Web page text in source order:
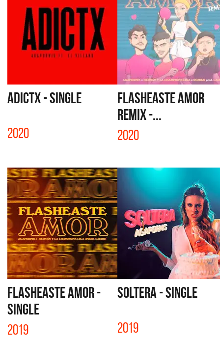
ADICTX - SINGLE
2020
FLASHEASTE AMOR
REMIX -...
2020
FLASHEASTE AMOR -
SINGLE
2019
SOLTERA - SINGLE
2019